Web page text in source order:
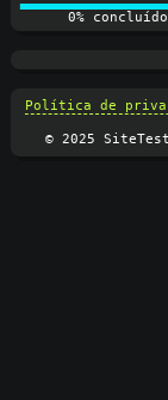
0% concluído
Política de
© 2025